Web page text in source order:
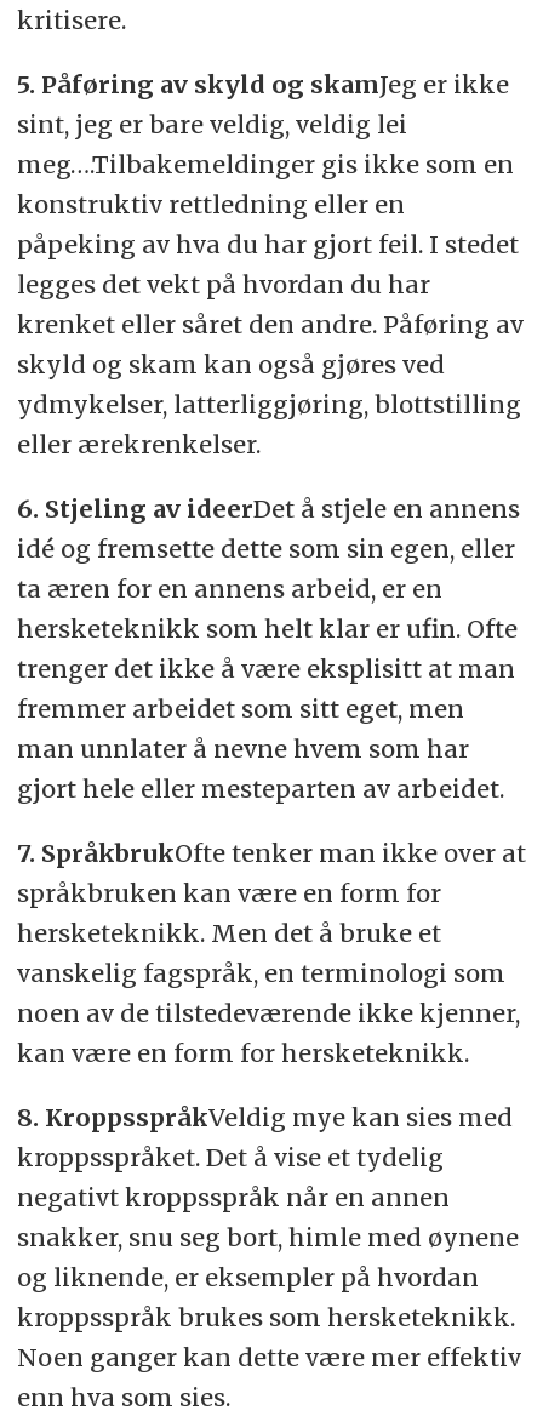
kritisere.
5. Påføring av skyld og skamJeg er ikke
sint, jeg er bare veldig, veldig lei
meg….Tilbakemeldinger gis ikke som en
konstruktiv rettledning eller en
påpeking av hva du har gjort feil. I stedet
legges det vekt på hvordan du har
krenket eller såret den andre. Påføring av
skyld og skam kan også gjøres ved
ydmykelser, latterliggjøring, blottstilling
eller ærekrenkelser.
6. Stjeling av ideerDet å stjele en annens
idé og fremsette dette som sin egen, eller
ta æren for en annens arbeid, er en
hersketeknikk som helt klar er ufin. Ofte
trenger det ikke å være eksplisitt at man
fremmer arbeidet som sitt eget, men
man unnlater å nevne hvem som har
gjort hele eller mesteparten av arbeidet.
7. SpråkbrukOfte tenker man ikke over at
språkbruken kan være en form for
hersketeknikk. Men det å bruke et
vanskelig fagspråk, en terminologi som
noen av de tilstedeværende ikke kjenner,
kan være en form for hersketeknikk.
8. KroppsspråkVeldig mye kan sies med
kroppsspråket. Det å vise et tydelig
negativt kroppsspråk når en annen
snakker, snu seg bort, himle med øynene
og liknende, er eksempler på hvordan
kroppsspråk brukes som hersketeknikk.
Noen ganger kan dette være mer effektiv
enn hva som sies.